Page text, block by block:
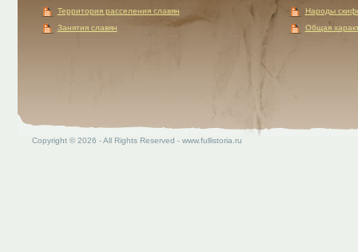
Территория расселения славян
Занятия славян
Народы
Общая
Copyright © 2026 - All Rights Reserved - www.fullistoria.ru